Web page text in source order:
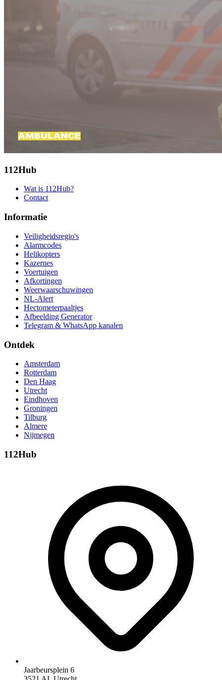
112Hub
Wat is 112Hub?
Contact
Informatie
Veiligheidsregio's
Alarmcodes
Helikopters
Kazernes
Voertuigen
Afkortingen
Weerwaarschuwingen
NL-Alert
Hectometerpaaltjes
Afbeelding Generator
Telegram & WhatsApp kanalen
Ontdek
Amsterdam
Rotterdam
Den Haag
Utrecht
Eindhoven
Groningen
Tilburg
Almere
Nijmegen
112Hub
Jaarbeursplein 6